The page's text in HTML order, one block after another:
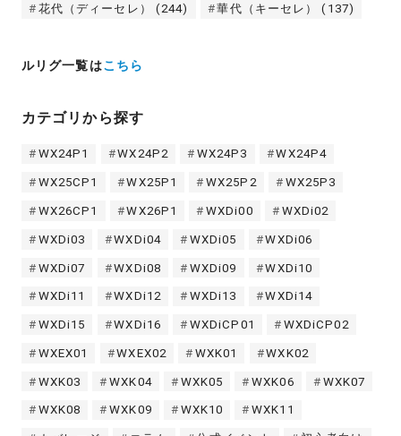
花代（ディーセレ） (244) 華代（キーセレ） (137)
ルリグ一覧はこちら
カテゴリから探す
WX24P1 WX24P2 WX24P3 WX24P4
WX25CP1 WX25P1 WX25P2 WX25P3
WX26CP1 WX26P1 WXDi00 WXDi02
WXDi03 WXDi04 WXDi05 WXDi06
WXDi07 WXDi08 WXDi09 WXDi10
WXDi11 WXDi12 WXDi13 WXDi14
WXDi15 WXDi16 WXDiCP01 WXDiCP02
WXEX01 WXEX02 WXK01 WXK02
WXK03 WXK04 WXK05 WXK06 WXK07
WXK08 WXK09 WXK10 WXK11